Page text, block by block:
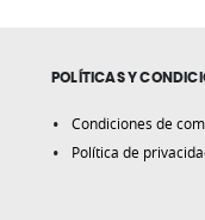
POLÍTICAS Y
Condiciones de
Política de